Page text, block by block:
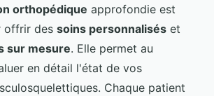
orthopédique approfondie est
offrir des soins personnalisés et
sur mesure. Elle permet au
en détail l'état de vos
Chaque patient